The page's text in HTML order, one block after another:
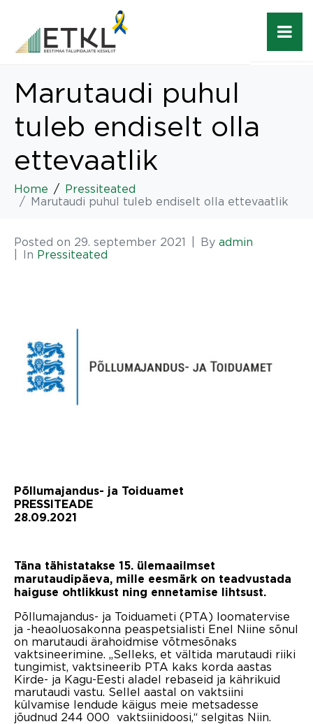
Marutaudi puhul
tuleb endiselt olla
ettevaatlik
Home
Pressiteated
Marutaudi puhul tuleb endiselt olla ettevaatlik
Posted on 29. september 2021 By admin
In Pressiteated
Põllumajandus- ja Toiduamet
PRESSITEADE
28.09.2021
Täna tähistatakse 15. ülemaailmset
marutaudipäeva, mille eesmärk on teadvustada
haiguse ohtlikkust ning ennetamise lihtsust.
Põllumajandus- ja Toiduameti (PTA) loomatervise
ja -heaoluosakonna peaspetsialisti Enel Niine sõnul
on marutaudi ärahoidmise võtmesõnaks
vaktsineerimine. „Selleks, et vältida marutaudi riiki
tungimist, vaktsineerib PTA kaks korda aastas
Kirde- ja Kagu-Eesti aladel rebaseid ja kährikuid
marutaudi vastu. Sellel aastal on vaktsiini
külvamise lendude käigus meie metsadesse
jõudnud 244 000 vaktsiinidoosi,“ selgitas Niin.